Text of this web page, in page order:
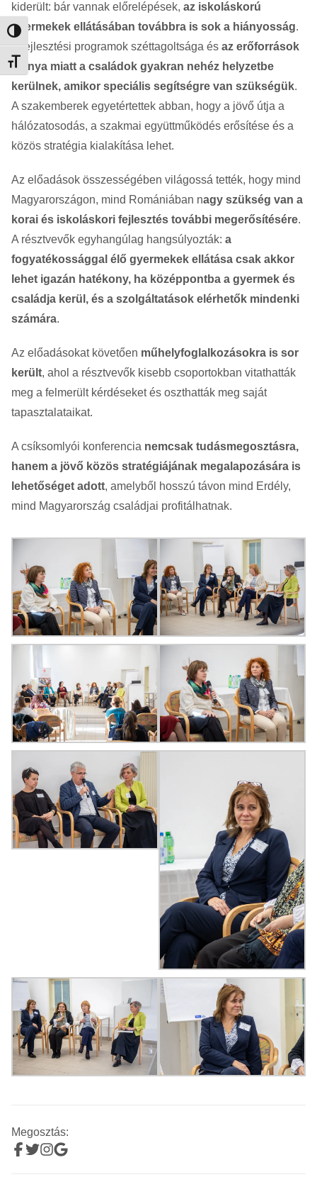
Nagy kontraszt váltása
Betűméret váltása
kiderült: bár vannak előrelépések, az iskoláskorú
gyermekek ellátásában továbbra is sok a hiányosság.
A fejlesztési programok széttagoltsága és az erőforrások
hiánya miatt a családok gyakran nehéz helyzetbe
kerülnek, amikor speciális segítségre van szükségük.
A szakemberek egyetértettek abban, hogy a jövő útja a
hálózatosodás, a szakmai együttműködés erősítése és a
közös stratégia kialakítása lehet.
Az előadások összességében világossá tették, hogy mind
Magyarországon, mind Romániában nagy szükség van a
korai és iskoláskori fejlesztés további megerősítésére.
A résztvevők egyhangúlag hangsúlyozták: a
fogyatékossággal élő gyermekek ellátása csak akkor
lehet igazán hatékony, ha középpontba a gyermek és
családja kerül, és a szolgáltatások elérhetők mindenki
számára.
Az előadásokat követően műhelyfoglalkozásokra is sor
került, ahol a résztvevők kisebb csoportokban vitathatták
meg a felmerült kérdéseket és oszthatták meg saját
tapasztalataikat.
A csíksomlyói konferencia nemcsak tudásmegosztásra,
hanem a jövő közös stratégiájának megalapozására is
lehetőséget adott, amelyből hosszú távon mind Erdély,
mind Magyarország családjai profitálhatnak.
Megosztás: